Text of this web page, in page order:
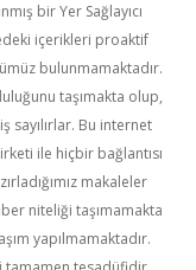
bir Yer Sağlayıcı
içerikleri proaktif
bulunmamaktadır.
taşımakta olup,
sayılırlar. Bu internet
ile hiçbir bağlantısı
makaleler
niteliği taşımamakta
yapılmamaktadır.